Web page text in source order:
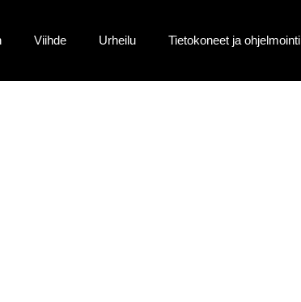
Viihde Urheilu Tietokoneet ja ohjelmointi